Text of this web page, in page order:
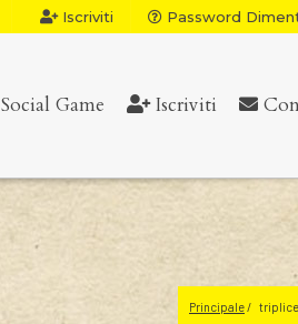
Iscriviti Password
Game Iscriviti
Principale